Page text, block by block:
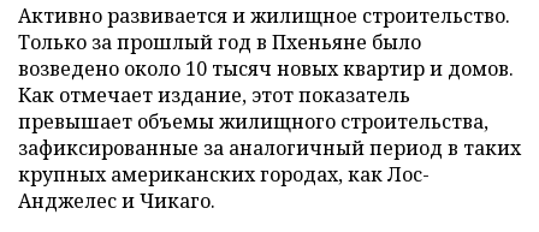
Активно развивается и жилищное строительство.
Только за прошлый год в Пхеньяне было
возведено около 10 тысяч новых квартир и домов.
Как отмечает издание, этот показатель
превышает объемы жилищного строительства,
зафиксированные за аналогичный период в таких
крупных американских городах, как Лос-
Анджелес и Чикаго.